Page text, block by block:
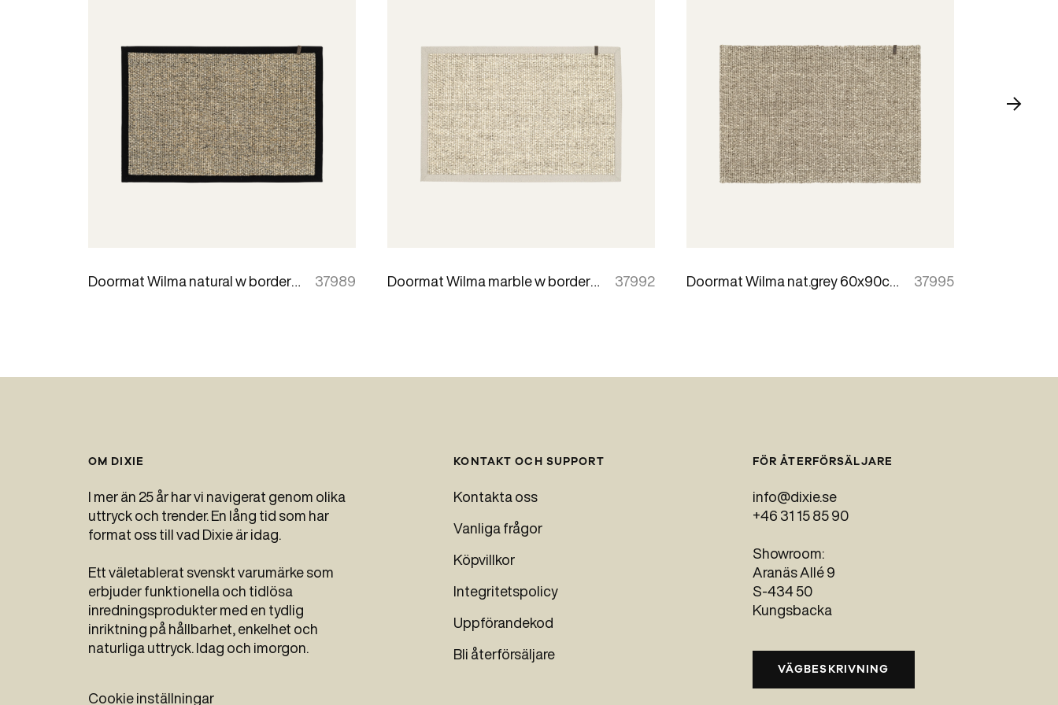
Doormat Wilma natural w border 60x90cm 37989 Doormat Wilma marble w border 60x90cm 37992 Doormat Wilma nat.grey 60x90cm 37995
OM DIXIE
I mer än 25 år har vi navigerat genom olika
uttryck och trender. En lång tid som har
format oss till vad Dixie är idag.
Ett väletablerat svenskt varumärke som
erbjuder funktionella och tidlösa
inredningsprodukter med en tydlig
inriktning på hållbarhet, enkelhet och
naturliga uttryck. Idag och imorgon.
KONTAKT OCH SUPPORT
Kontakta oss
Vanliga frågor
Köpvillkor
Integritetspolicy
Uppförandekod
Bli återförsäljare
FÖR ÅTERFÖRSÄLJARE
info@dixie.se
+46 31 15 85 90
Showroom:
Aranäs Allé 9
S-434 50
Kungsbacka
VÄGBESKRIVNING
Cookie inställningar